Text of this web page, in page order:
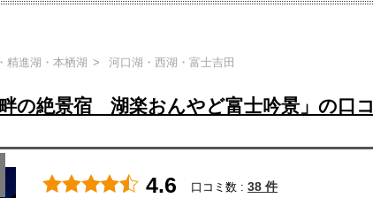
精進湖・本栖湖 河口湖・西湖・富士吉田
の絶景宿 湖楽おんやど富士吟景」の口
4.6 口コミ数 : 38 件